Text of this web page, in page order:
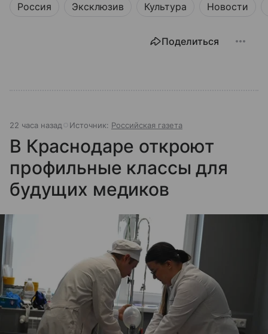
Россия Эксклюзив Культура Новости
Поделиться
22 часа назад Источник: Российская газета
В Краснодаре откроют
профильные классы для
будущих медиков